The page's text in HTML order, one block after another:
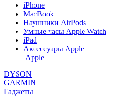
iPhone
MacBook
Наушники AirPods
Умные часы Apple Watch
iPad
Аксессуары Apple
Apple
DYSON
GARMIN
Гаджеты